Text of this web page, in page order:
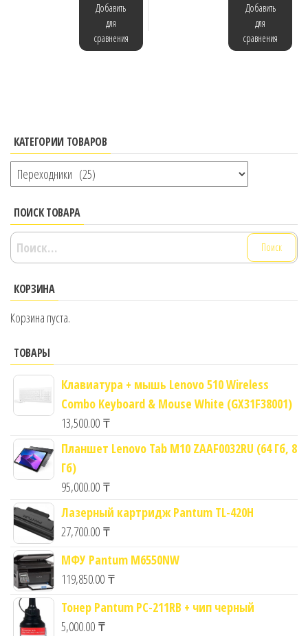
Добавить
для
сравнения
Добавить
для
сравнения
КАТЕГОРИИ ТОВАРОВ
ПОИСК ТОВАРА
Найти:
КОРЗИНА
Корзина пуста.
ТОВАРЫ
Клавиатура + мышь Lenovo 510 Wireless
Combo Keyboard & Mouse White (GX31F38001)
13,500.00 ₸
Планшет Lenovo Tab M10 ZAAF0032RU (64 Гб, 8
Гб)
95,000.00 ₸
Лазерный картридж Pantum TL-420H
27,700.00 ₸
МФУ Pantum M6550NW
119,850.00 ₸
Тонер Pantum PC-211RB + чип черный
5,000.00 ₸